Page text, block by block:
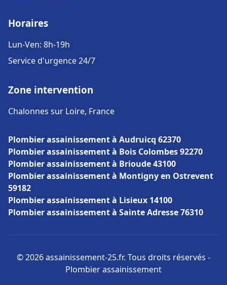
Horaires
Lun-Ven: 8h-19h
Service d'urgence 24/7
Zone intervention
Chalonnes sur Loire, France
Plombier assainissement à Audruicq 62370
Plombier assainissement à Bois Colombes 92270
Plombier assainissement à Brioude 43100
Plombier assainissement à Montigny en Ostrevent
59182
Plombier assainissement à Lisieux 14100
Plombier assainissement à Sainte Adresse 76310
© 2026 assainissement-25.fr. Tous droits réservés -
Plombier assainissement